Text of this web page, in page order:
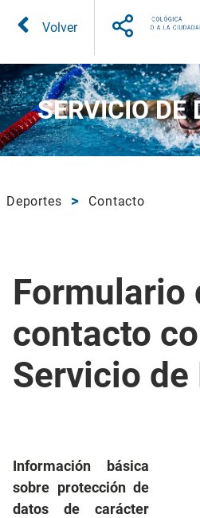
SERVICIO DE
Volver
Deportes Contacto
Formulario
contacto
Servicio de
Información básica
sobre protección de
datos de carácter